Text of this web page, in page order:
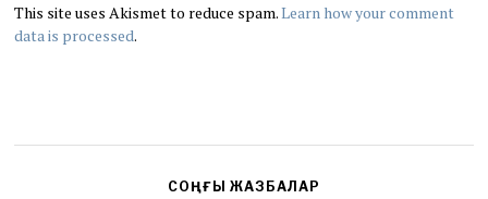
This site uses Akismet to reduce spam.Learn how your comment
data is processed.
СОҢҒЫ ЖАЗБАЛАР